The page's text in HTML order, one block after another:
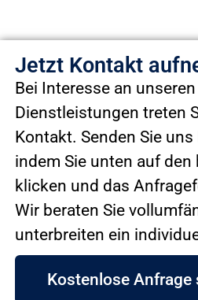
Jetzt Kontakt
Bei Interesse an
Dienstleistungen treten
Kontakt. Senden Sie
indem Sie unten auf
klicken und das
Wir beraten Sie
unterbreiten ein
Kostenlose Anfrage